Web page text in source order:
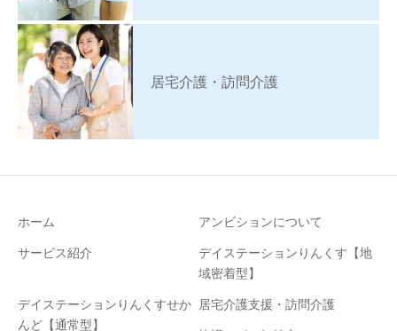
居宅介護・訪問介護
ホーム
アンビションについて
サービス紹介
デイステーションりんくす【地
域密着型】
デイステーションりんくすせか
んど【通常型】
居宅介護支援・訪問介護